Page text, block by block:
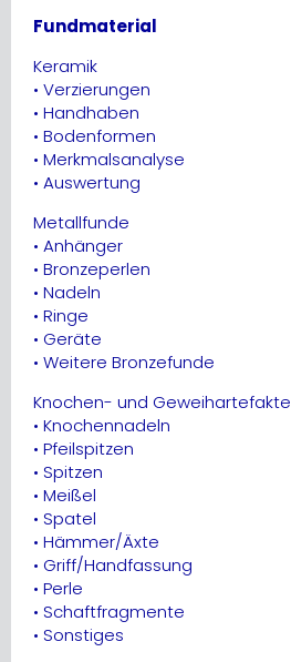
Fundmaterial
Keramik
• Verzierungen
• Handhaben
• Bodenformen
• Merkmalsanalyse
• Auswertung
Metallfunde
• Anhänger
• Bronzeperlen
• Nadeln
• Ringe
• Geräte
• Weitere Bronzefunde
Knochen- und Geweihartefakte
• Knochennadeln
• Pfeilspitzen
• Spitzen
• Meißel
• Spatel
• Hämmer/Äxte
• Griff/Handfassung
• Perle
• Schaftfragmente
• Sonstiges